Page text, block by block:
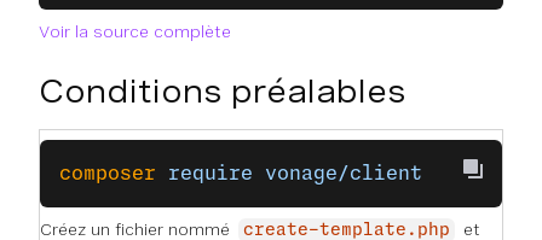
Voir la source complète
Conditions préalables
composer require vonage/client
Créez un fichier nommé create-template.php
et